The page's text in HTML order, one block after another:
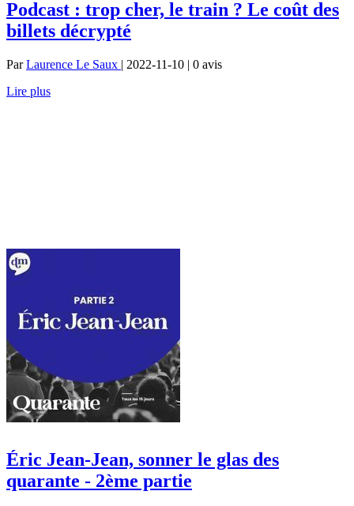
Podcast : trop cher, le train ? Le coût des
billets décrypté
ParLaurence Le Saux | 2022-11-10 | 0 avis
Lire plus
Éric Jean-Jean, sonner le glas des
quarante - 2ème partie